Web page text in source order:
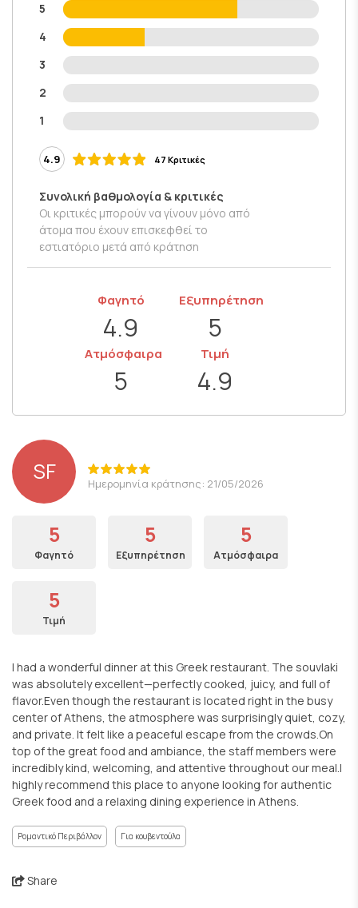
5
4
3
2
1
4.9 47 Κριτικές
Συνολική βαθμολογία & κριτικές
Οι κριτικές μπορούν να γίνουν μόνο από
άτομα που έχουν επισκεφθεί το
εστιατόριο μετά από κράτηση
Φαγητό
4.9
Εξυπηρέτηση
5
Ατμόσφαιρα
5
Τιμή
4.9
SF Ημερομηνία κράτησης: 21/05/2026
5
Φαγητό
5
Εξυπηρέτηση
5
Ατμόσφαιρα
5
Τιμή
I had a wonderful dinner at this Greek restaurant. The souvlaki
was absolutely excellent—perfectly cooked, juicy, and full of
flavor.Even though the restaurant is located right in the busy
center of Athens, the atmosphere was surprisingly quiet, cozy,
and private. It felt like a peaceful escape from the crowds.On
top of the great food and ambiance, the staff members were
incredibly kind, welcoming, and attentive throughout our meal.I
highly recommend this place to anyone looking for authentic
Greek food and a relaxing dining experience in Athens.
Ρομαντικό Περιβάλλον Για κουβεντούλα
Share